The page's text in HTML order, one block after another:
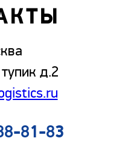
д.2
81-83